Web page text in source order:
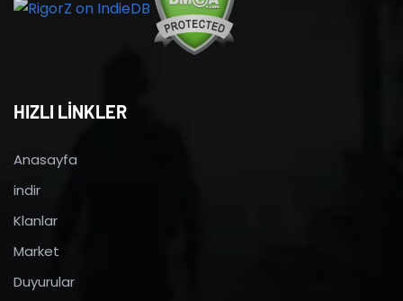
HIZLI LİNKLER
Anasayfa
indir
Klanlar
Market
Duyurular